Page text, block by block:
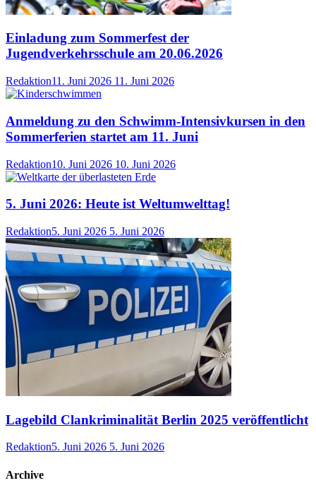
Einladung zum Sommerfest der
Jugendverkehrsschule am 20.06.2026
Redaktion11. Juni 2026 11. Juni 2026
Anmeldung zu den Schwimm-Intensivkursen in den
Sommerferien startet am 11. Juni
Redaktion10. Juni 2026 10. Juni 2026
5. Juni 2026: Heute ist Weltumwelttag!
Redaktion5. Juni 2026 5. Juni 2026
Lagebild Clankriminalität Berlin 2025 veröffentlicht
Redaktion5. Juni 2026 5. Juni 2026
Archive